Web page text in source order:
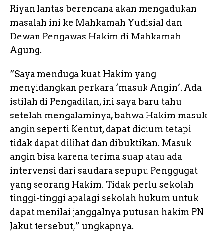
Riyan lantas berencana akan mengadukan
masalah ini ke Mahkamah Yudisial dan
Dewan Pengawas Hakim di Mahkamah
Agung.
“Saya menduga kuat Hakim yang
menyidangkan perkara ‘masuk Angin’. Ada
istilah di Pengadilan, ini saya baru tahu
setelah mengalaminya, bahwa Hakim masuk
angin seperti Kentut, dapat dicium tetapi
tidak dapat dilihat dan dibuktikan. Masuk
angin bisa karena terima suap atau ada
intervensi dari saudara sepupu Penggugat
yang seorang Hakim. Tidak perlu sekolah
tinggi-tinggi apalagi sekolah hukum untuk
dapat menilai janggalnya putusan hakim PN
Jakut tersebut,” ungkapnya.